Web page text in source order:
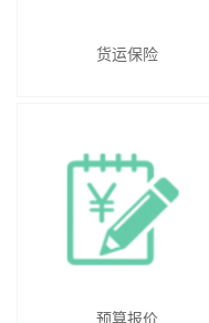
货运保险
预算报价